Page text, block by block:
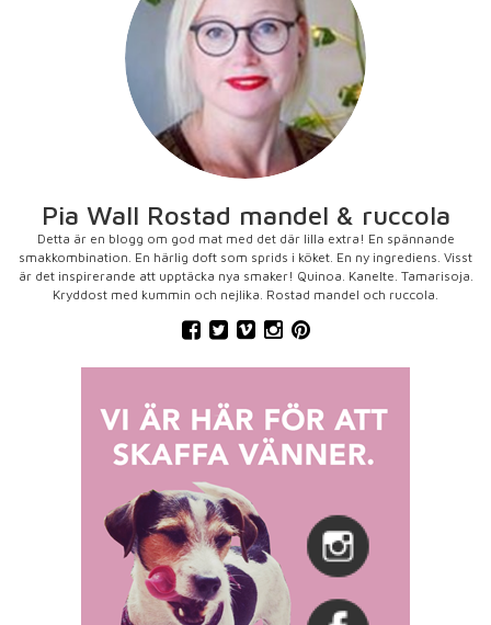
Pia Wall Rostad mandel & ruccola
Detta är en blogg om god mat med det där lilla extra! En spännande
smakkombination. En härlig doft som sprids i köket. En ny ingrediens. Visst
är det inspirerande att upptäcka nya smaker! Quinoa. Kanelte. Tamarisoja.
Kryddost med kummin och nejlika. Rostad mandel och ruccola.